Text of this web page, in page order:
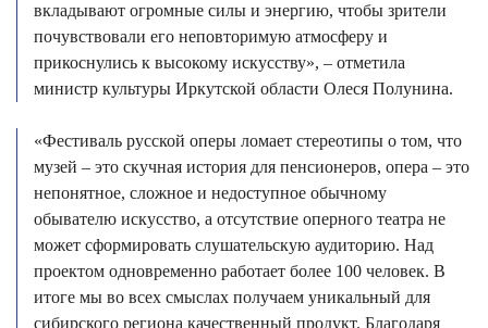
вкладывают огромные силы и энергию, чтобы зрители
почувствовали его неповторимую атмосферу и
прикоснулись к высокому искусству», – отметила
министр культуры Иркутской области Олеся Полунина.
«Фестиваль русской оперы ломает стереотипы о том, что
музей – это скучная история для пенсионеров, опера – это
непонятное, сложное и недоступное обычному
обывателю искусство, а отсутствие оперного театра не
может сформировать слушательскую аудиторию. Над
проектом одновременно работает более 100 человек. В
итоге мы во всех смыслах получаем уникальный для
сибирского региона качественный продукт. Благодаря